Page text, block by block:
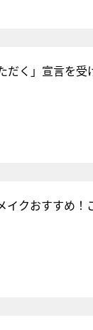
だく」宣言を
イクおすすめ